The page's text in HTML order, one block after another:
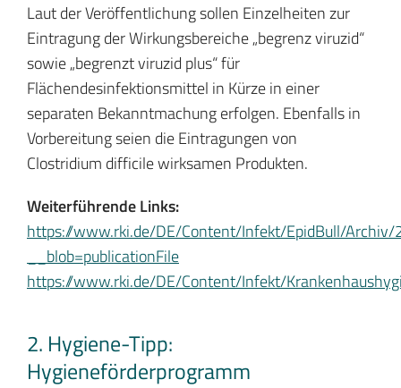
Laut der Veröffentlichung sollen Einzelheiten zur
Eintragung der Wirkungsbereiche „begrenz viruzid“
sowie „begrenzt viruzid plus“ für
Flächendesinfektionsmittel in Kürze in einer
separaten Bekanntmachung erfolgen. Ebenfalls in
Vorbereitung seien die Eintragungen von
Clostridium difficile wirksamen Produkten.
Weiterführende Links:
https://www.rki.de/DE/Content/Infekt/EpidBull/
__blob=publicationFile
https://www.rki.de/DE/Content/Infekt/
2. Hygiene-Tipp:
Hygieneförderprogramm